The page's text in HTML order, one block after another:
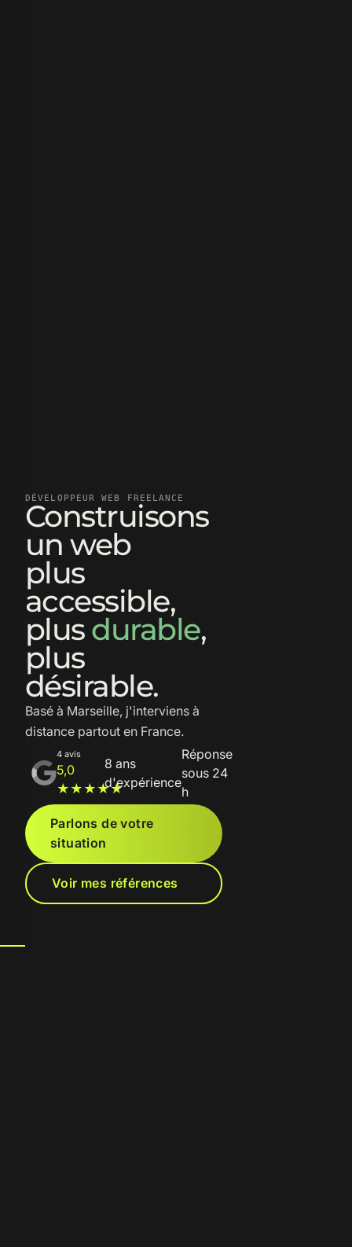
DÉVELOPPEUR WEB FREELANCE
Construisons
un web
plus
accessible,
plusdurable,
plus
désirable.
Basé à Marseille, j'interviens à
distance partout en France.
4 avis
5,0
★★★★★
8 ans
d'expérience
Réponse
sous 24
h
Parlons de votre
situation
Voir mes références